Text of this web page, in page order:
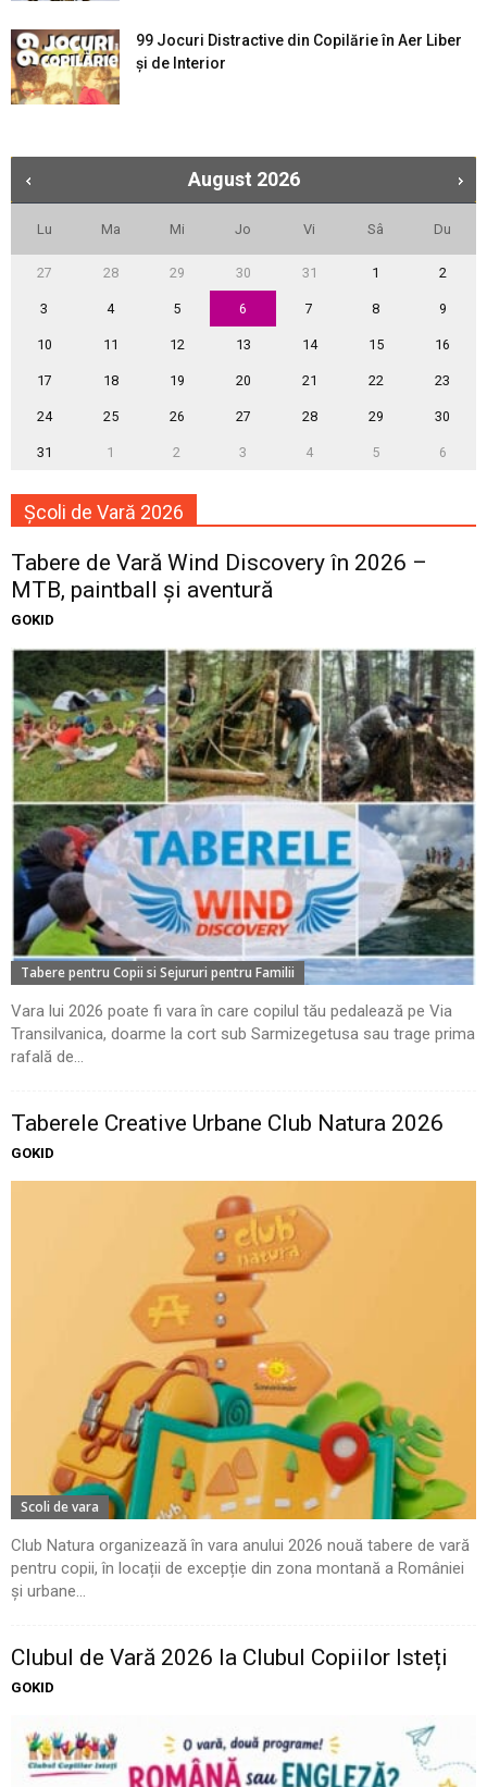
99 Jocuri Distractive din Copilărie în Aer Liber
şi de Interior
August 2026
Lu Ma Mi Jo Vi Sâ Du
27 28 29 30 31 1 2
3 4 5 6 7 8 9
10 11 12 13 14 15 16
17 18 19 20 21 22 23
24 25 26 27 28 29 30
31 1 2 3 4 5 6
Școli de Vară 2026
Tabere de Vară Wind Discovery în 2026 –
MTB, paintball și aventură
GOKID
Tabere pentru Copii si Sejururi pentru Familii
Vara lui 2026 poate fi vara în care copilul tău pedalează pe Via
Transilvanica, doarme la cort sub Sarmizegetusa sau trage prima
rafală de...
Taberele Creative Urbane Club Natura 2026
GOKID
Scoli de vara
Club Natura organizează în vara anului 2026 nouă tabere de vară
pentru copii, în locații de excepție din zona montană a României
și urbane...
Clubul de Vară 2026 la Clubul Copiilor Isteți
GOKID